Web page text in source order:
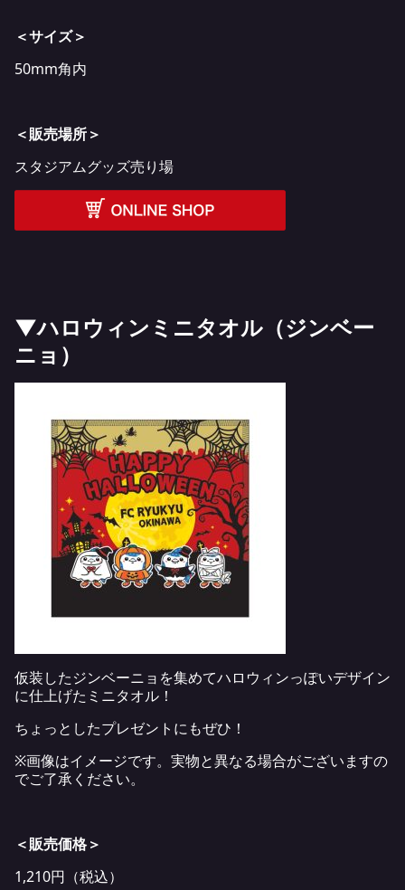
＜サイズ＞
50mm角内
＜販売場所＞
スタジアムグッズ売り場
▼ハロウィンミニタオル（ジンベー
ニョ）
仮装したジンベーニョを集めてハロウィンっぽいデザイン
に仕上げたミニタオル！
ちょっとしたプレゼントにもぜひ！
※画像はイメージです。実物と異なる場合がございますの
でご了承ください。
＜販売価格＞
1,210円（税込）